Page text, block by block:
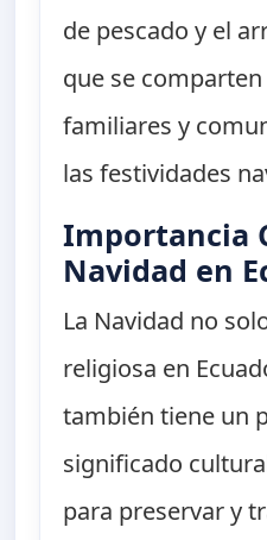
de pescado y el
que se
familiares y
las festividades
Importancia
Navidad en
La Navidad no
religiosa en
también tiene un
significado
para preservar y